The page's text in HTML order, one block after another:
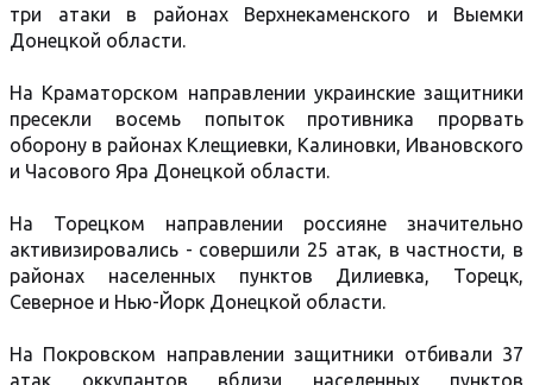
три атаки в районах Верхнекаменского и Выемки
Донецкой области.
На Краматорском направлении украинские защитники
пресекли восемь попыток противника прорвать
оборону в районах Клещиевки, Калиновки, Ивановского
и Часового Яра Донецкой области.
На Торецком направлении россияне значительно
активизировались - совершили 25 атак, в частности, в
районах населенных пунктов Дилиевка, Торецк,
Северное и Нью-Йорк Донецкой области.
На Покровском направлении защитники отбивали 37
атак оккупантов вблизи населенных пунктов